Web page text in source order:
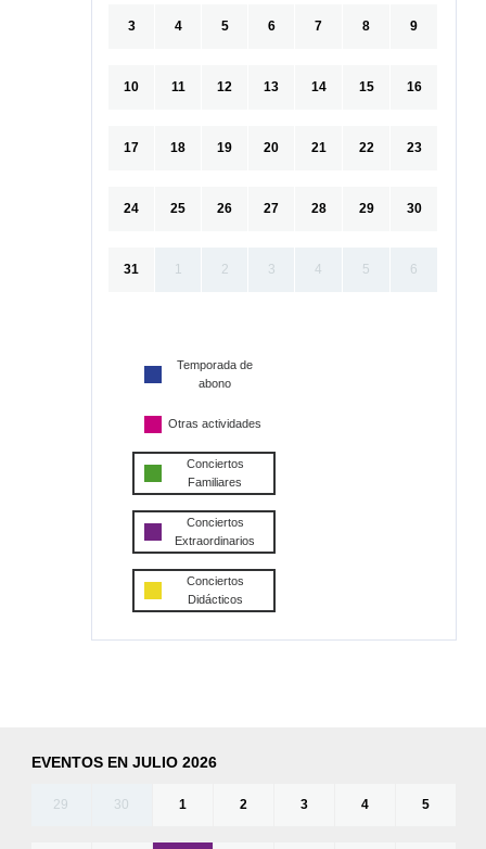
3 4 5 6 7 8 9
10 11 12 13 14 15 16
17 18 19 20 21 22 23
24 25 26 27 28 29 30
31 1 2 3 4 5 6
Temporada de
abono
Otras actividades
Conciertos
Familiares
Conciertos
Extraordinarios
Conciertos
Didácticos
EVENTOS EN JULIO 2026
29 30 1 2 3 4 5